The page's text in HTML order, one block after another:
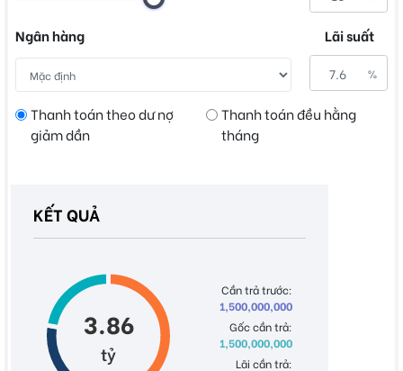
Ngân hàng Lãi suất
%
Thanh toán theo dư nợ
giảm dần
Thanh toán đều hằng
tháng
KẾT QUẢ
3.86
tỷ
Cần trả trước:
1,500,000,000
Gốc cần trả:
1,500,000,000
Lãi cần trả: